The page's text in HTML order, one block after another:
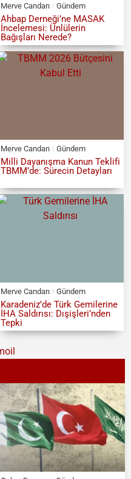
Merve Candan Gündem
Ahbap Derneği’ne MASAK
İncelemesi: Ünlülerin
Bağışları Nerede?
Merve Candan Gündem
Milli Dayanışma Kanun Teklifi
TBMM’de: Sürecin Detayları
Merve Candan Gündem
Karadeniz’de Türk Gemilerine
İHA Saldırısı: Dışişleri’nden
Tepki